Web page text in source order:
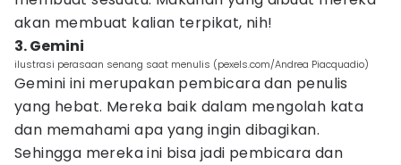
akan membuat kalian terpikat, nih!
3. Gemini
ilustrasi perasaan senang saat menulis (pexels.com/Andrea Piacquadio)
Gemini ini merupakan pembicara dan penulis
yang hebat. Mereka baik dalam mengolah kata
dan memahami apa yang ingin dibagikan.
Sehingga mereka ini bisa jadi pembicara dan